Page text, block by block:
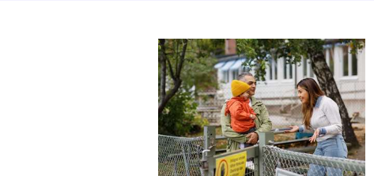
att
välja
något
av
dem.